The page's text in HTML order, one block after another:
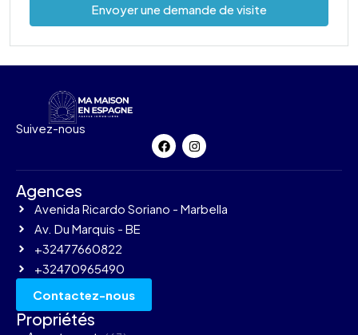
Envoyer une demande de visite
Suivez-nous
Agences
Avenida Ricardo Soriano - Marbella
Av. Du Marquis - BE
+32477660822
+32470965490
Contactez-nous
Propriétés